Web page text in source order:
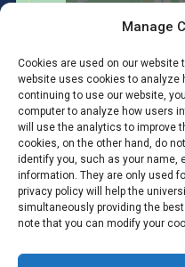
Manage
Cookies are used on our
website uses cookies to analyze
continuing to use our website,
computer to analyze how users
will use the analytics to improve
cookies, on the other hand, do
identify you, such as your name,
information. They are only used
privacy policy will help the
simultaneously providing the
note that you can modify your